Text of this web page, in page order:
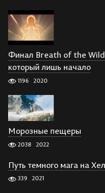
Финал Breath of the
который лишь начало
1196 2020
Морозные пещеры
2038 2022
Путь темного мага на
339 2021